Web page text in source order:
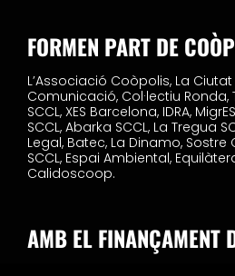
FORMEN PART DE
L’Associació Coòpolis, La
Comunicació, Col·lectiu Ronda,
SCCL, XES Barcelona, IDRA,
SCCL, Abarka SCCL, La Tregua
Legal, Batec, La Dinamo, Sostre
SCCL, Espai Ambiental,
Calidoscoop.
AMB EL FINANÇAMENT